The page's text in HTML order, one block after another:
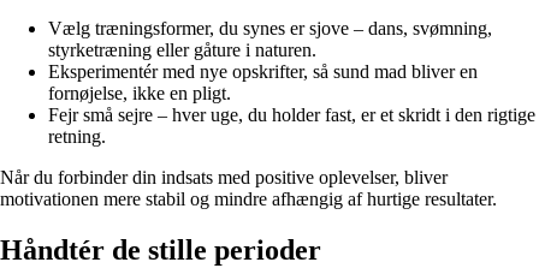
Vælg træningsformer, du synes er sjove – dans, svømning,
styrketræning eller gåture i naturen.
Eksperimentér med nye opskrifter, så sund mad bliver en
fornøjelse, ikke en pligt.
Fejr små sejre – hver uge, du holder fast, er et skridt i den rigtige
retning.
Når du forbinder din indsats med positive oplevelser, bliver
motivationen mere stabil og mindre afhængig af hurtige resultater.
Håndtér de stille perioder